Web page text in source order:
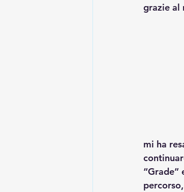
grazie al
mi ha
“Grade”